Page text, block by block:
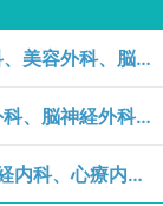
【広島県／呉市】月、火、木曜日／時給15,000円／神経内科、整形外科、形成外科、美容外科、脳神経外科、呼吸器外科、心臓血管外科、小児外科、泌尿器科、一般内科、循環器内科、呼吸器内科、消化器内科、内分泌・代謝内科、腎臓内科、血液内科、外科系全般、一般外科、消化器外科、乳腺外科、膠原病科、スポーツ整形外科、大腸・肛門外科／一般外来、訪問診療（施設）
【広島県／呉市】金曜日／時給15,000円／神経内科、整形外科、形成外科、美容外科、脳神経外科、呼吸器外科、心臓血管外科、小児外科、泌尿器科、一般内科、循環器内科、呼吸器内科、消化器内科、内分泌・代謝内科、腎臓内科、血液内科、外科系全般、一般外科、消化器外科、乳腺外科、膠原病科、スポーツ整形外科、大腸・肛門外科／一般外来、訪問診療（施設）
【広島県／広島市西区】月、火、水、木、金、土、日曜日／時給10,000円 ～ ／神経内科、心療内科、整形外科、形成外科、美容外科、脳神経外科、呼吸器外科、心臓血管外科、小児外科、泌尿器科、一般内科、循環器内科、呼吸器内科、消化器内科、内分泌・代謝内科、腎臓内科、老年内科、血液内科、外科系全般、一般外科、消化器外科、乳腺外科、膠原病科、スポーツ整形外科、脊髄・脊椎外科／一般外来